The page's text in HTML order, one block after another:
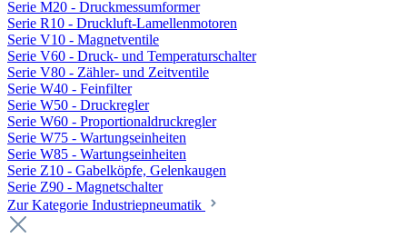
Serie M20 - Druckmessumformer
Serie R10 - Druckluft-Lamellenmotoren
Serie V10 - Magnetventile
Serie V60 - Druck- und Temperaturschalter
Serie V80 - Zähler- und Zeitventile
Serie W40 - Feinfilter
Serie W50 - Druckregler
Serie W60 - Proportionaldruckregler
Serie W75 - Wartungseinheiten
Serie W85 - Wartungseinheiten
Serie Z10 - Gabelköpfe, Gelenkaugen
Serie Z90 - Magnetschalter
Zur Kategorie Industriepneumatik